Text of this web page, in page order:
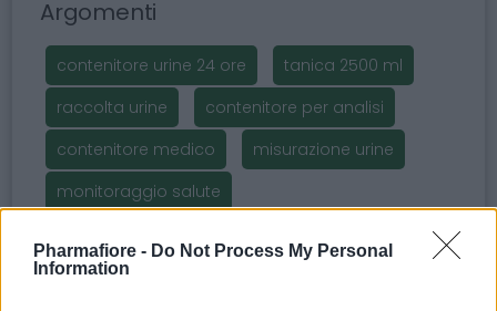
Pharmafiore - Do Not Process My Personal
Information
Argomenti
contenitore urine 24 ore
tanica 2500 ml
raccolta urine
contenitore per analisi
contenitore medico
misurazione urine
monitoraggio salute